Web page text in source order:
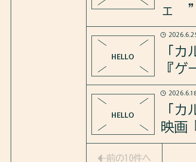
さらに、Kゾンビについ
https://open.spotify.com/
ェ ”
「PIVIm」で”貞洞（チョ
も人気のカフェ ”を紹介
https://pivim.jp/feature/
HELLO
「
『
2026年6月25日のカルチ
』 を紹介しました。
HELLO
「
映画
2026年6月18日のカルチ
前の10件へ